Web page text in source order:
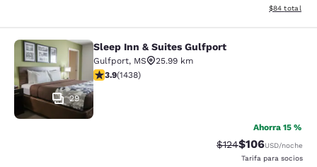
Ver detalles
$84 total
Sleep Inn & Suites Gulfport
29
Sleep Inn & Suites Gulfport
Gulfport, MS
25.99 km
calificación de 3.85 estrellas. Bueno. 1438 reseñas
3.9(1438)
Ahorra 15 %
Precio tachado:
$124Precio con
$106USD/noche
Tarifa para socios